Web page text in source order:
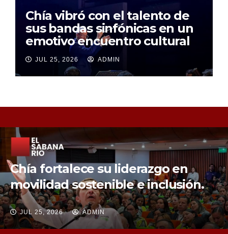
Chía vibró con el talento de
sus bandas sinfónicas en un
emotivo encuentro cultural
JUL 25, 2026 ADMIN
Chía fortalece su liderazgo en
movilidad sostenible e inclusión.
JUL 25, 2026 ADMIN